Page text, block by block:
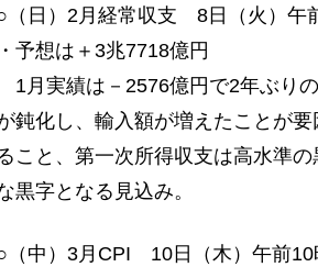
（日）2月経常収支 8日（火）午
・予想は＋3兆7718億円
1月実績は－2576億円で2年ぶり
鈍化し、輸入額が増えたことが
こと、第一次所得収支は高水準
黒字となる見込み。
（中）3月CPI 10日（木）午前10